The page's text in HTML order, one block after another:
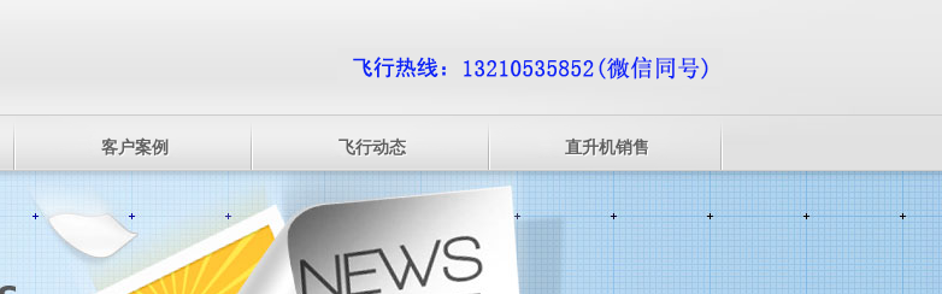
客户案例 飞行动态 直升机销售